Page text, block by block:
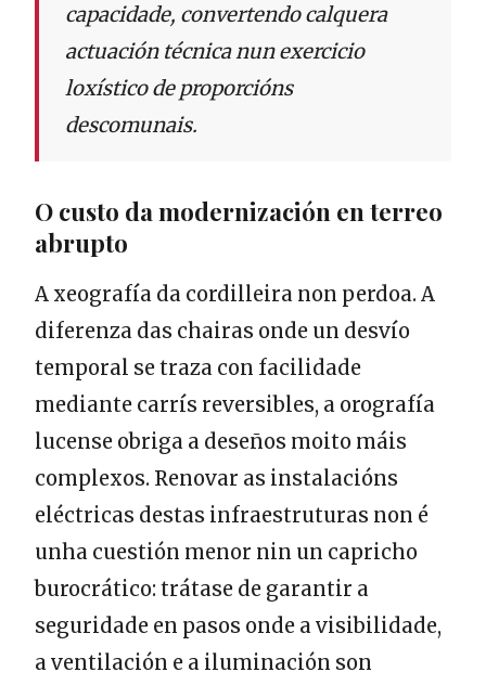
capacidade, convertendo calquera
actuación técnica nun exercicio
loxístico de proporcións
descomunais.
O custo da modernización en terreo
abrupto
A xeografía da cordilleira non perdoa. A
diferenza das chairas onde un desvío
temporal se traza con facilidade
mediante carrís reversibles, a orografía
lucense obriga a deseños moito máis
complexos. Renovar as instalacións
eléctricas destas infraestruturas non é
unha cuestión menor nin un capricho
burocrático: trátase de garantir a
seguridade en pasos onde a visibilidade,
a ventilación e a iluminación son